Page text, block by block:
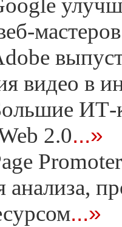
мастеров
видео в
ИТ-
2.0...»
анализа,
...»